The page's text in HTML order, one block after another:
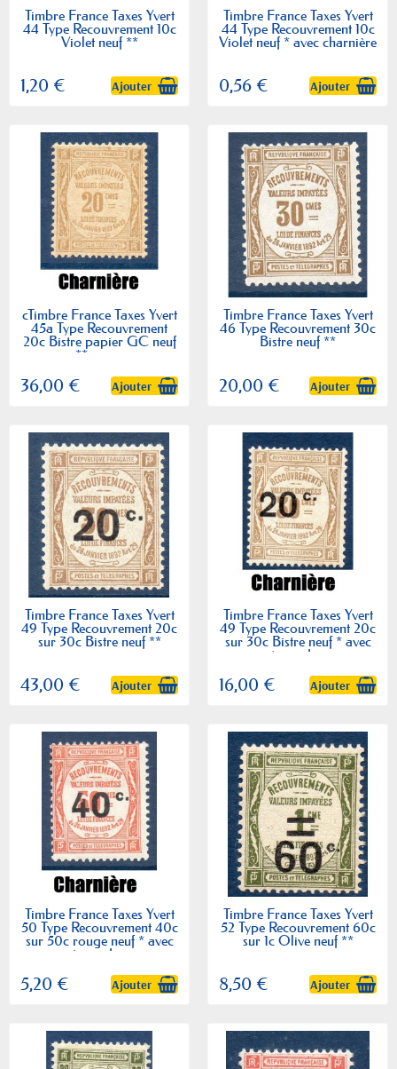
Timbre France Taxes Yvert
44 Type Recouvrement 10c
Violet neuf **
1,20 € Ajouter
Timbre France Taxes Yvert
44 Type Recouvrement 10c
Violet neuf * avec charnière
0,56 € Ajouter
cTimbre France Taxes Yvert
45a Type Recouvrement
20c Bistre papier GC neuf
** sans...
36,00 € Ajouter
Timbre France Taxes Yvert
46 Type Recouvrement 30c
Bistre neuf **
20,00 € Ajouter
Timbre France Taxes Yvert
49 Type Recouvrement 20c
sur 30c Bistre neuf **
43,00 € Ajouter
Timbre France Taxes Yvert
49 Type Recouvrement 20c
sur 30c Bistre neuf * avec
trace de...
16,00 € Ajouter
Timbre France Taxes Yvert
50 Type Recouvrement 40c
sur 50c rouge neuf * avec
trace de...
5,20 € Ajouter
Timbre France Taxes Yvert
52 Type Recouvrement 60c
sur 1c Olive neuf **
8,50 € Ajouter